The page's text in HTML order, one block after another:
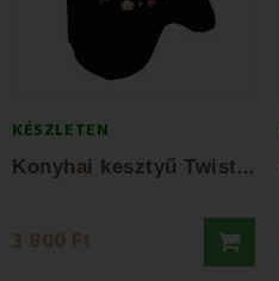
KÉSZLETEN
K
onyhai kesztyű Twist EMI
3 800 Ft